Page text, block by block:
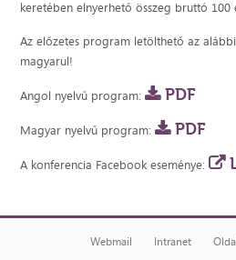
keretében elnyerhető összeg bruttó 100
Az előzetes program letölthető az
magyarul!
Angol nyelvű program: PDF
Magyar nyelvű program: PDF
A konferencia Facebook eseménye:
Webmail Intranet